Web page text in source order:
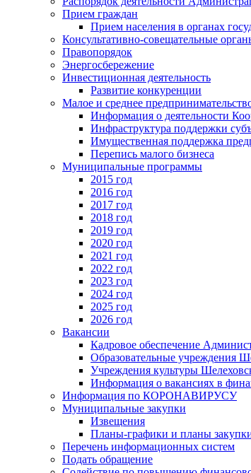
Прием граждан
Прием населения в органах
Консультативно-совещательные
Правопорядок
Энергосбережение
Инвестиционная деятельность
Развитие конкуренции
Малое и среднее
Информация о деятельности
Инфраструктура поддержки
Имущественная поддержка
Перепись малого бизнеса
Муниципальные программы
2015 год
2016 год
2017 год
2018 год
2019 год
2020 год
2021 год
2022 год
2023 год
2024 год
2025 год
2026 год
Вакансии
Кадровое обеспечение
Образовательные учреждения
Учреждения культуры
Информация о вакансиях в
Информация по КОРОНАВИРУСУ
Муниципальные закупки
Извещения
Планы-графики и планы
Перечень информационных систем
Подать обращение